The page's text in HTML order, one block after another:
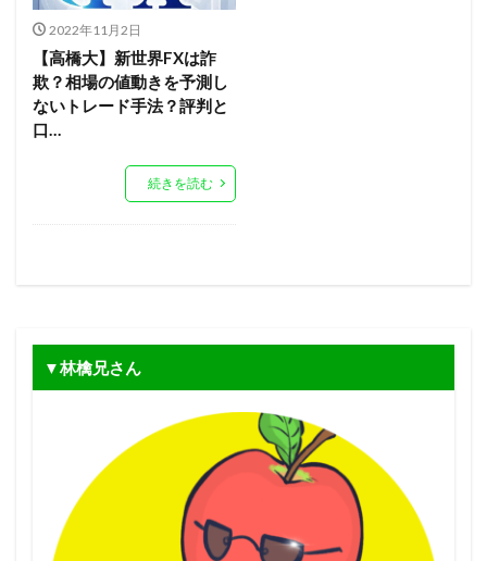
2022年11月2日
【高橋大】新世界FXは詐
欺？相場の値動きを予測し
ないトレード手法？評判と
口…
続きを読む
▼林檎兄さん